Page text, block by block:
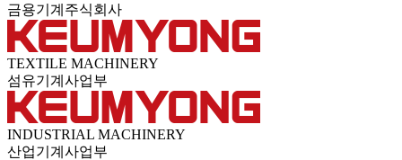
금용기계주식회사
TEXTILE MACHINERY
섬유기계사업부
INDUSTRIAL MACHINERY
산업기계사업부